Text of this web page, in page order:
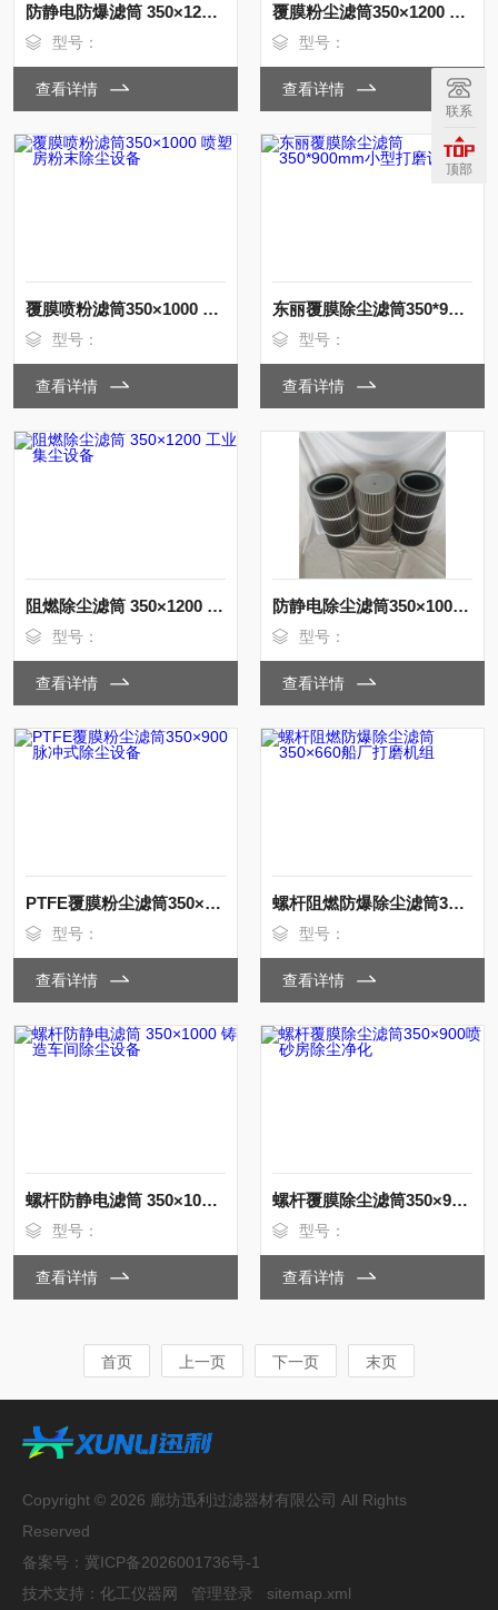
防静电防爆滤筒 350×1200 电厂脉冲除尘设备
型号：
查看详情
覆膜粉尘滤筒350×1200 石材切割除尘机组
型号：
查看详情
覆膜喷粉滤筒350×1000 喷塑房粉末除尘设备
型号：
查看详情
东丽覆膜除尘滤筒350*900mm小型打磨设备
型号：
查看详情
阻燃除尘滤筒 350×1200 工业集尘设备
型号：
查看详情
防静电除尘滤筒350×1000防爆脉冲除尘机组
型号：
查看详情
PTFE覆膜粉尘滤筒350×900脉冲式除尘设备
型号：
查看详情
螺杆阻燃防爆除尘滤筒350×660船厂打磨机组
型号：
查看详情
螺杆防静电滤筒 350×1000 铸造车间除尘设备
型号：
查看详情
螺杆覆膜除尘滤筒350×900喷砂房除尘净化
型号：
查看详情
首页 上一页 下一页 末页
Copyright © 2026 廊坊迅利过滤器材有限公司 All Rights
Reserved
备案号： 冀ICP备2026001736号-1
技术支持： 化工仪器网 管理登录 sitemap.xml
联系
顶部